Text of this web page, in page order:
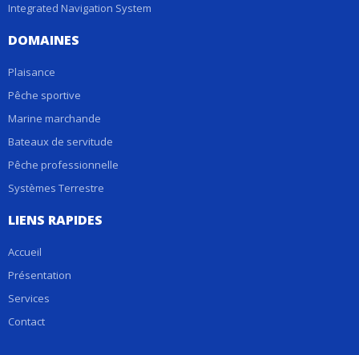
Integrated Navigation System
DOMAINES
Plaisance
Pêche sportive
Marine marchande
Bateaux de servitude
Pêche professionnelle
Systèmes Terrestre
LIENS RAPIDES
Accueil
Présentation
Services
Contact